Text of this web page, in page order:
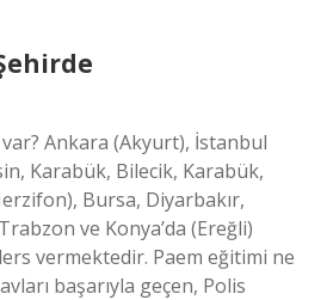
Ankara (Akyurt), İstanbul
Karabük, Bilecik, Karabük,
Bursa, Diyarbakır,
ve Konya’da (Ereğli)
vermektedir. Paem eğitimi ne
başarıyla geçen, Polis